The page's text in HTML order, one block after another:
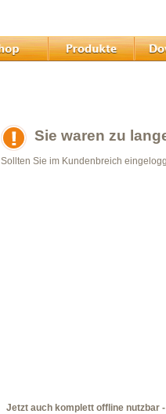
Sie waren zu
Sollten Sie im Kundenbreich
Jetzt auch komplett offline nutzbar -